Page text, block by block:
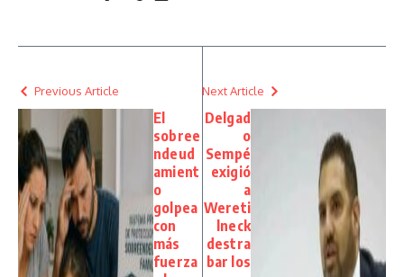
Previous Article
El
sobree
ndeud
amient
o
golpea
con
más
fuerza
Next Article
Delgad
o
Sempé
exigió
a
Wereti
lneck
destra
bar los